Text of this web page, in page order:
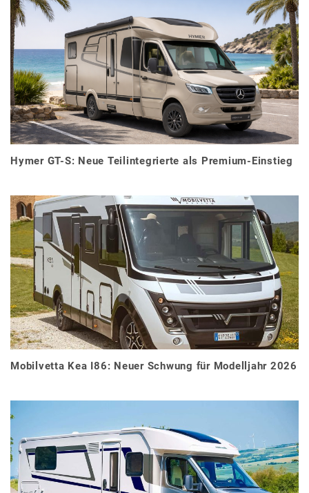
Hymer GT-S: Neue Teilintegrierte als Premium-Einstieg
Mobilvetta Kea I86: Neuer Schwung für Modelljahr 2026